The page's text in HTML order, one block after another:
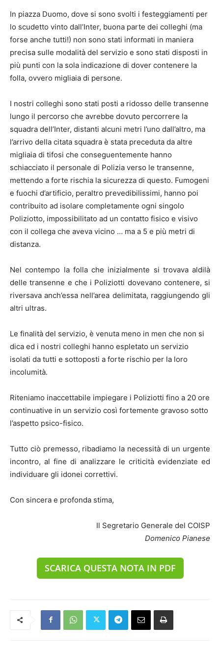
In piazza Duomo, dove si sono svolti i festeggiamenti per
lo scudetto vinto dall’Inter, buona parte dei colleghi (ma
forse anche tutti!) non sono stati informati in maniera
precisa sulle modalità del servizio e sono stati disposti in
più punti con la sola indicazione di dover contenere la
folla, ovvero migliaia di persone.
I nostri colleghi sono stati posti a ridosso delle transenne
lungo il percorso che avrebbe dovuto percorrere la
squadra dell’Inter, distanti alcuni metri l’uno dall’altro, ma
l’arrivo della citata squadra è stata preceduta da altre
migliaia di tifosi che conseguentemente hanno
schiacciato il personale di Polizia verso le transenne,
mettendo a forte rischia la sicurezza di questo. Fumogeni
e fuochi d’artificio, peraltro prevedibilissimi, hanno poi
contribuito ad isolare completamente ogni singolo
Poliziotto, impossibilitato ad un contatto fisico e visivo
con il collega che aveva vicino … ma a 5 e più metri di
distanza.
Nel contempo la folla che inizialmente si trovava aldilà
delle transenne e che i Poliziotti dovevano contenere, si
riversava anch’essa nell’area delimitata, raggiungendo gli
altri ultras.
Le finalità del servizio, è venuta meno in men che non si
dica ed i nostri colleghi hanno espletato un servizio
isolati da tutti e sottoposti a forte rischio per la loro
incolumità.
Riteniamo inaccettabile impiegare i Poliziotti fino a 20 ore
continuative in un servizio così fortemente gravoso sotto
l’aspetto psico-fisico.
Tutto ciò premesso, ribadiamo la necessità di un urgente
incontro, al fine di analizzare le criticità evidenziate ed
individuare gli idonei correttivi.
Con sincera e profonda stima,
Il Segretario Generale del COISP
Domenico Pianese
SCARICA QUESTA NOTA IN PDF